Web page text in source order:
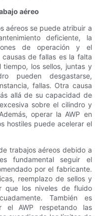
aéreo
aéreos se puede atribuir a
deficiente, la
de operación y el
de fallas es la falta
tiempo, los sellos, juntas y
pueden desgastarse,
fallas. Otra causa
allá de su capacidad de
sobre el cilindro y
operar la AWP en
hostiles puede acelerar el
trabajos aéreos debido a
fundamental seguir el
por el fabricante.
reemplazo de sellos y
que los niveles de fluido
También es
el AWP respetando las